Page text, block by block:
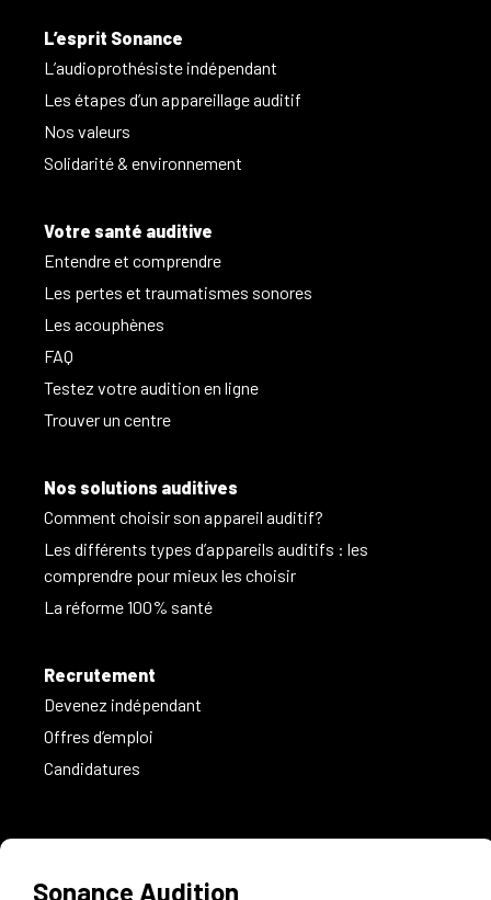
L’esprit Sonance
L’audioprothésiste indépendant
Les étapes d’un appareillage auditif
Nos valeurs
Solidarité & environnement
Votre santé auditive
Entendre et comprendre
Les pertes et traumatismes sonores
Les acouphènes
FAQ
Testez votre audition en ligne
Trouver un centre
Nos solutions auditives
Comment choisir son appareil auditif?
Les différents types d’appareils auditifs : les
comprendre pour mieux les choisir
La réforme 100% santé
Recrutement
Devenez indépendant
Offres d’emploi
Candidatures